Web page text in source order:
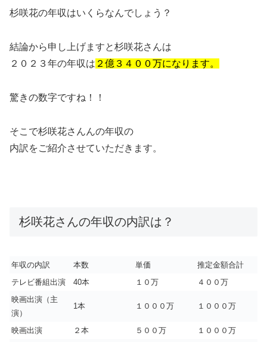
杉咲花の年収はいくらなんでしょう？
結論から申し上げますと杉咲花さんは
２０２３年の年収は ２億３４００万になります。
驚きの数字ですね！！
そこで杉咲花さんんの年収の
内訳をご紹介させていただきます。
杉咲花さんの年収の内訳は？
年収の内訳 本数 単価
推定金額合計
テレビ番組出演
40本 １０万
４００万
映画出演（主
演）
1本 １０００万 １０００万
映画出演 ２本 ５００万
１０００万